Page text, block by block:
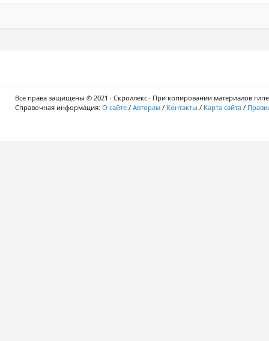
Все права защищены © 2021 · Скроллекс · При копировании материалов
Справочная информация: О сайте / Авторам / Контакты / Карта сайта /